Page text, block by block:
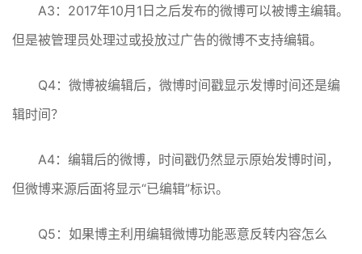
A3：2017年10月1日之后发布的微博可以被博主编辑。
但是被管理员处理过或投放过广告的微博不支持编辑。
Q4：微博被编辑后，微博时间戳显示发博时间还是编
辑时间？
A4：编辑后的微博，时间戳仍然显示原始发博时间，
但微博来源后面将显示“已编辑”标识。
Q5：如果博主利用编辑微博功能恶意反转内容怎么